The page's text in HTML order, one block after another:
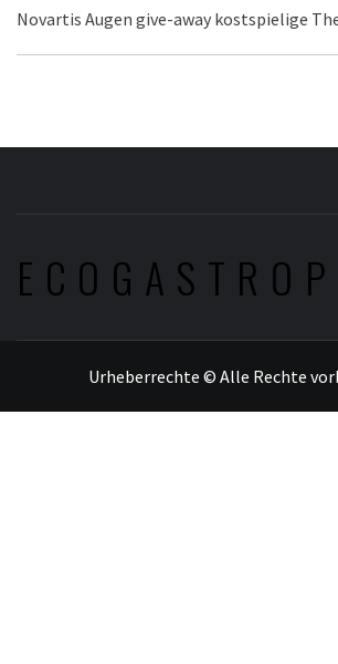
Novartis Augen give-away kostspielige
Urheberrechte © Alle Rechte